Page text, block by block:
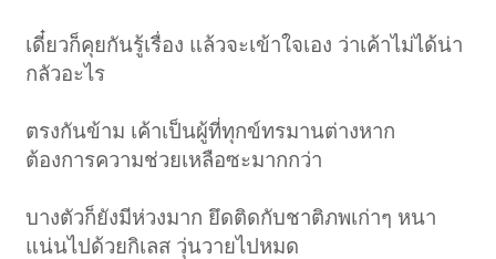
เดี๋ยวก็คุยกันรู้เรื่อง แล้วจะเข้าใจเอง ว่าเค้าไม่ได้น่า
กลัวอะไร
ตรงกันข้าม เค้าเป็นผู้ที่ทุกข์ทรมานต่างหาก
ต้องการความช่วยเหลือซะมากกว่า
บางตัวก็ยังมีห่วงมาก ยึดติดกับชาติภพเก่าๆ หนา
แน่นไปด้วยกิเลส วุ่นวายไปหมด